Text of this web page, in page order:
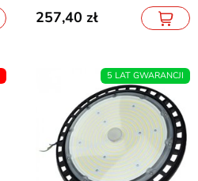
257,40
5 LAT GWARANCJI